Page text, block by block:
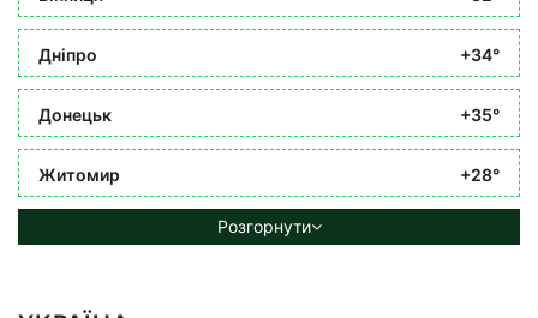
Дніпро +34°
Донецьк +35°
Житомир +28°
Розгорнути